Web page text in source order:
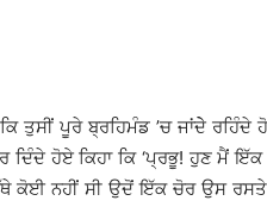
ਤੁਸੀਂ ਪੂਰੇ ਬ੍ਰਹਿਮੰਡ ’ਚ ਜਾਂਦੇੇ ਰਹਿੰਦੇ
ਹੋਏ ਕਿਹਾ ਕਿ ‘ਪ੍ਰਭੂ! ਹੁਣ ਮੈਂ
ਕੋਈ ਨਹੀਂ ਸੀ ਉਦੋਂ ਇੱਕ ਚੋਰ ਉਸ